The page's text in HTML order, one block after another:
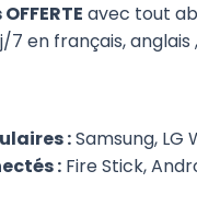
avec tout
en français, anglais
:Samsung, LG
: Fire Stick,